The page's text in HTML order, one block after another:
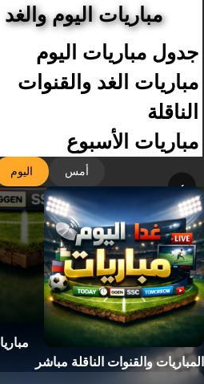
مباريات اليوم والغد
جدول مباريات اليوم
مباريات الغد والقنوات
الناقلة
مباريات الأسبوع
أمس اليوم
›
المباريات والقنوات الناقلة مباشر